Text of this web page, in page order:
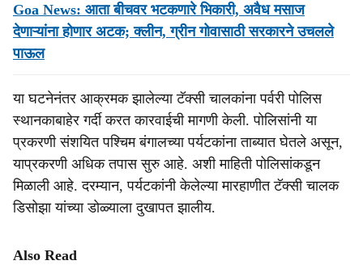
Goa News: आता बीचवर भटकणारे भिकारी, अवैध मसाज
देणाऱ्यांना होणार अटक; क्लीन, ग्रीन गोवासाठी सरकारने उचलले
पाऊल
या घटनेनंतर आक्रमक झालेल्या टॅक्सी चालकांना पर्वरी पोलिस
स्थानकाबाहेर गर्दी करत कारवाईची मागणी केली. पोलिसांनी या
प्रकरणी संशयित पश्चिम बंगालच्या पर्यटकांना ताब्यात घेतले असून,
याप्रकरणी अधिक तपास सुरु आहे. अशी माहिती पोलिसांकडून
मिळाली आहे. दरम्यान, पर्यटकांनी केलेल्या मारहाणीत टॅक्सी चालक
डिसोझा यांच्या डोळ्याला दुखापत झालीय.
Also Read